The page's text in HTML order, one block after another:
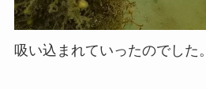
吸い込まれていったのでした。